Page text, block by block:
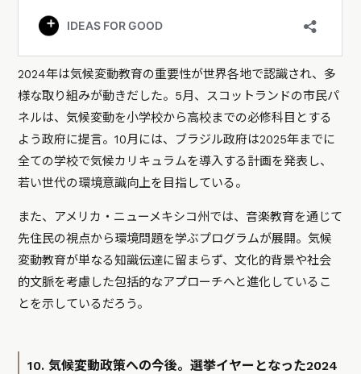
2024年は気候変動教育の重要性が世界各地で認識され、多
様な取り組みが動きだした。5月、スコットランドの市民パ
ネルは、気候変動を小学校から高校までの必修科目とする
よう政府に提言。10月には、ブラジル政府は2025年までに
全ての学校で気候カリキュラムを導入する計画を発表し、
若い世代の環境意識向上を目指している。
また、アメリカ・ニューメキシコ州では、音楽教育を通じて
先住民の視点から環境問題を学ぶプログラムが展開。気候
変動教育が単なる知識伝達に留まらず、文化的背景や社会
的文脈を考慮した包括的なアプローチへと進化しているこ
とを示しているだろう。
10. 気候変動政策への今後。選挙イヤーとなった2024